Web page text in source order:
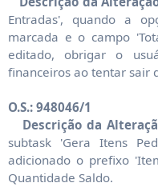
Entradas', quando a
marcada e o campo
editado, obrigar o
financeiros ao tentar sair
O.S.: 948046/1
Descrição da
subtask 'Gera Itens
adicionado o prefixo
Quantidade Saldo.